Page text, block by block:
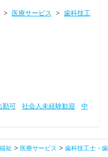
> 医療サービス > 歯科技工
勤可 社会人未経験歓迎
中
祉 医療サービス 歯科技工士・